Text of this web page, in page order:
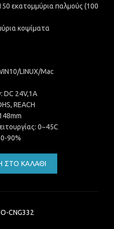
εκατομμύρια παλμούς (100
κοψίματα
LINUX/Mac
DC 24V,1A
REACH
0~45C
90%
ΣΤΟ ΚΑΛΆΘΙ
CNG332